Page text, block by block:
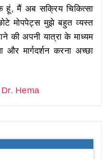
हूं, मैं अब सक्रिय चिकित्सा
मोपपेट्स मुझे बहुत व्यस्त
की अपनी यात्रा के माध्यम
और मार्गदर्शन करना अच्छा
Dr. Hema